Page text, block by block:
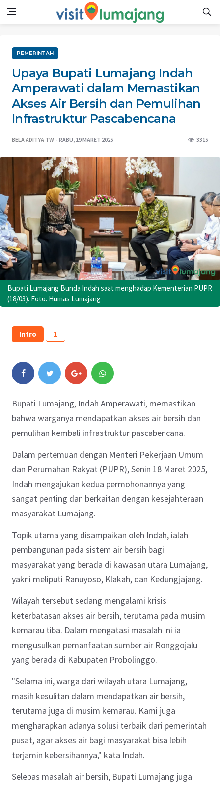
PEMERINTAH
Upaya Bupati Lumajang Indah
Amperawati dalam Memastikan
Akses Air Bersih dan Pemulihan
Infrastruktur Pascabencana
BELA ADITYA TW RABU, 19 MARET 2025 3315
Bupati Lumajang Bunda Indah saat menghadap Kementerian PUPR
(18/03). Foto: Humas Lumajang
Intro 1
Bupati Lumajang, Indah Amperawati, memastikan
bahwa warganya mendapatkan akses air bersih dan
pemulihan kembali infrastruktur pascabencana.
Dalam pertemuan dengan Menteri Pekerjaan Umum
dan Perumahan Rakyat (PUPR), Senin 18 Maret 2025,
Indah mengajukan kedua permohonannya yang
sangat penting dan berkaitan dengan kesejahteraan
masyarakat Lumajang.
Topik utama yang disampaikan oleh Indah, ialah
pembangunan pada sistem air bersih bagi
masyarakat yang berada di kawasan utara Lumajang,
yakni meliputi Ranuyoso, Klakah, dan Kedungjajang.
Wilayah tersebut sedang mengalami krisis
keterbatasan akses air bersih, terutama pada musim
kemarau tiba. Dalam mengatasi masalah ini ia
mengusulkan pemanfaatan sumber air Ronggojalu
yang berada di Kabupaten Probolinggo.
"Selama ini, warga dari wilayah utara Lumajang,
masih kesulitan dalam mendapatkan air bersih,
terutama juga di musim kemarau. Kami juga
mengharapkan adanya solusi terbaik dari pemerintah
pusat, agar akses air bagi masyarakat bisa lebih
terjamin kebersihannya," kata Indah.
Selepas masalah air bersih, Bupati Lumajang juga